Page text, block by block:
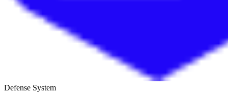
Defense System